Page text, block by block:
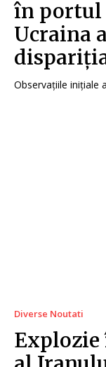
în portul
Ucraina
Observațiile inițiale
Diverse Noutati